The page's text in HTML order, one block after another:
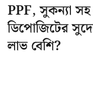
PPF, সুকন্যা
ডিপোজিটের
লাভ বেশি?